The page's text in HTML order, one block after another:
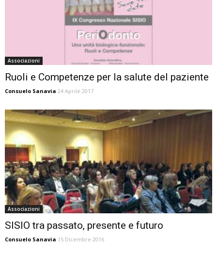
Associazioni
Ruoli e Competenze per la salute del paziente
Consuelo Sanavia 24 Aprile 2017
Associazioni
SISIO tra passato, presente e futuro
Consuelo Sanavia 15 Dicembre 2016